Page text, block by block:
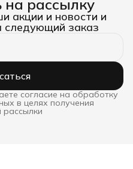
рассылку
акции и новости и
следующий заказ
согласие на обработку
в целях получения